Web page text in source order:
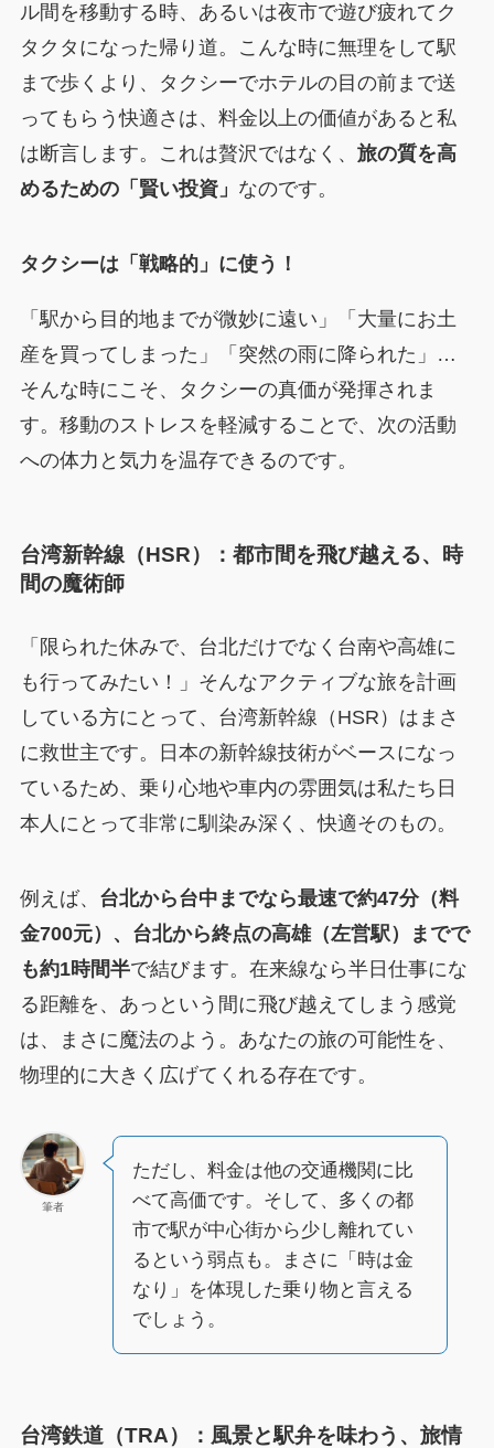
ル間を移動する時、あるいは夜市で遊び疲れてク
タクタになった帰り道。こんな時に無理をして駅
まで歩くより、タクシーでホテルの目の前まで送
ってもらう快適さは、料金以上の価値があると私
は断言します。これは贅沢ではなく、 旅の質を高
めるための「賢い投資」 なのです。
タクシーは「戦略的」に使う！
「駅から目的地までが微妙に遠い」「大量にお土
産を買ってしまった」「突然の雨に降られた」…
そんな時にこそ、タクシーの真価が発揮されま
す。移動のストレスを軽減することで、次の活動
への体力と気力を温存できるのです。
台湾新幹線（HSR）：都市間を飛び越える、時
間の魔術師
「限られた休みで、台北だけでなく台南や高雄に
も行ってみたい！」そんなアクティブな旅を計画
している方にとって、台湾新幹線（HSR）はまさ
に救世主です。日本の新幹線技術がベースになっ
ているため、乗り心地や車内の雰囲気は私たち日
本人にとって非常に馴染み深く、快適そのもの。
例えば、 台北から台中までなら最速で約47分（料
金700元）、台北から終点の高雄（左営駅）までで
も約1時間半で結びます。在来線なら半日仕事にな
る距離を、あっという間に飛び越えてしまう感覚
は、まさに魔法のよう。あなたの旅の可能性を、
物理的に大きく広げてくれる存在です。
筆者
ただし、料金は他の交通機関に比
べて高価です。そして、多くの都
市で駅が中心街から少し離れてい
るという弱点も。まさに「時は金
なり」を体現した乗り物と言える
でしょう。
台湾鉄道（TRA）：風景と駅弁を味わう、旅情